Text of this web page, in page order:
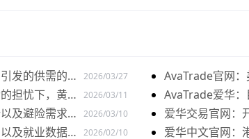
发的供需的变
2026/03/27
担忧下，黄金
2026/03/11
及避险需求
2026/03/10
及就业数据疲 2026/02/10
AvaTrade官网
黄金价格探底回
AvaTrade爱华
全球市场变化
爱华交易官网：
指已相继转涨
爱华中文官网：